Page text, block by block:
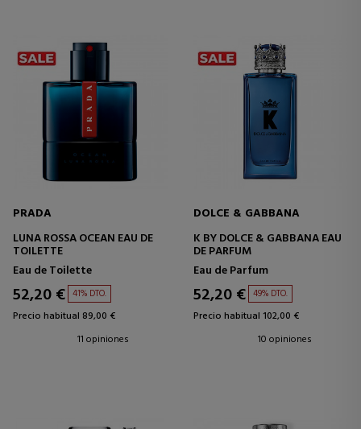
PRADA
LUNA ROSSA OCEAN EAU DE
TOILETTE
Eau de Toilette
52,20 € 41% DTO.
Precio habitual 89,00 €
11 opiniones
DOLCE & GABBANA
K BY DOLCE & GABBANA EAU
DE PARFUM
Eau de Parfum
52,20 € 49% DTO.
Precio habitual 102,00 €
10 opiniones